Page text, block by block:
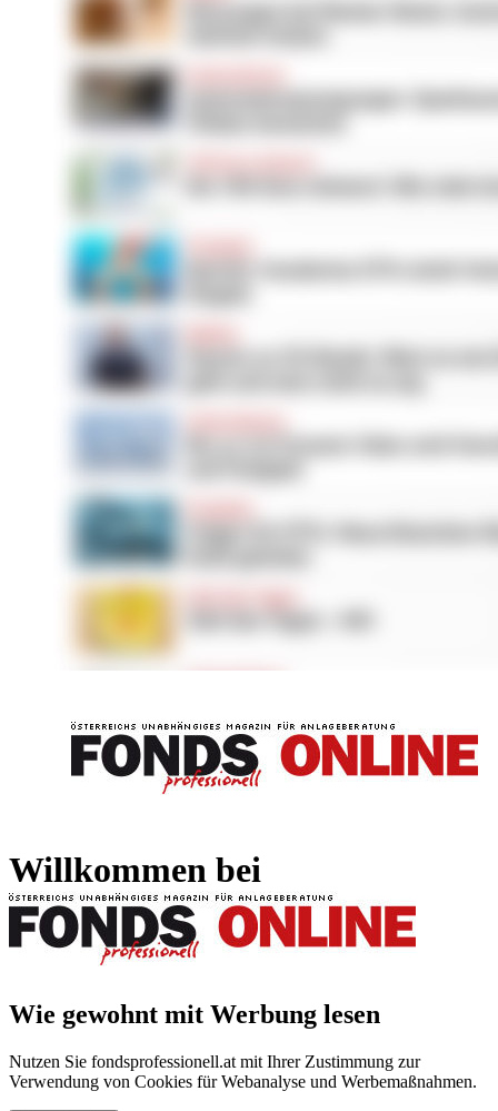
Willkommen bei
Wie gewohnt mit Werbung lesen
Nutzen Sie fondsprofessionell.at mit Ihrer Zustimmung zur
Verwendung von Cookies für Webanalyse und Werbemaßnahmen.